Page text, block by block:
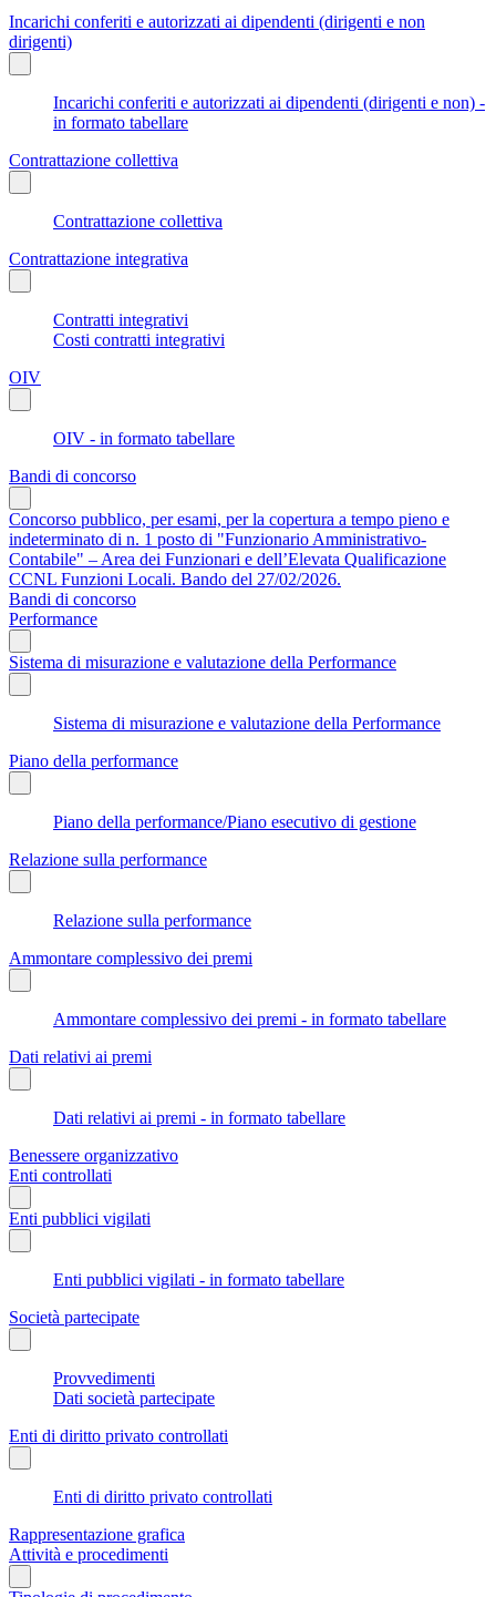
Incarichi conferiti e autorizzati ai dipendenti (dirigenti e non
dirigenti)
Incarichi conferiti e autorizzati ai dipendenti (dirigenti e non) -
in formato tabellare
Contrattazione collettiva
Contrattazione collettiva
Contrattazione integrativa
Contratti integrativi
Costi contratti integrativi
OIV
OIV - in formato tabellare
Bandi di concorso
Concorso pubblico, per esami, per la copertura a tempo pieno e
indeterminato di n. 1 posto di "Funzionario Amministrativo-
Contabile" – Area dei Funzionari e dell’Elevata Qualificazione
CCNL Funzioni Locali. Bando del 27/02/2026.
Bandi di concorso
Performance
Sistema di misurazione e valutazione della Performance
Sistema di misurazione e valutazione della Performance
Piano della performance
Piano della performance/Piano esecutivo di gestione
Relazione sulla performance
Relazione sulla performance
Ammontare complessivo dei premi
Ammontare complessivo dei premi - in formato tabellare
Dati relativi ai premi
Dati relativi ai premi - in formato tabellare
Benessere organizzativo
Enti controllati
Enti pubblici vigilati
Enti pubblici vigilati - in formato tabellare
Società partecipate
Provvedimenti
Dati società partecipate
Enti di diritto privato controllati
Enti di diritto privato controllati
Rappresentazione grafica
Attività e procedimenti